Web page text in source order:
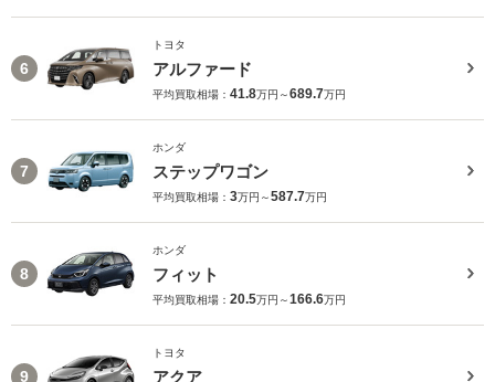
6
トヨタ
アルファード
平均買取相場： 41.8万円～689.7万円
7
ホンダ
ステップワゴン
平均買取相場： 3万円～587.7万円
8
ホンダ
フィット
平均買取相場： 20.5万円～166.6万円
9
トヨタ
アクア